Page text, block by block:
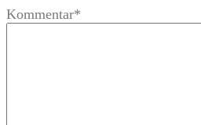
Kommentar*